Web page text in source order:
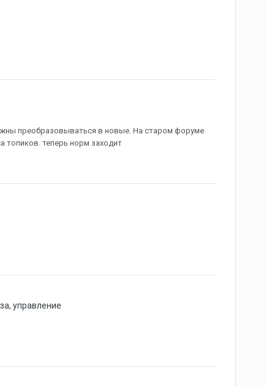
преобразовываться в новые. На старом форуме
топиков. теперь норм заходит
управление